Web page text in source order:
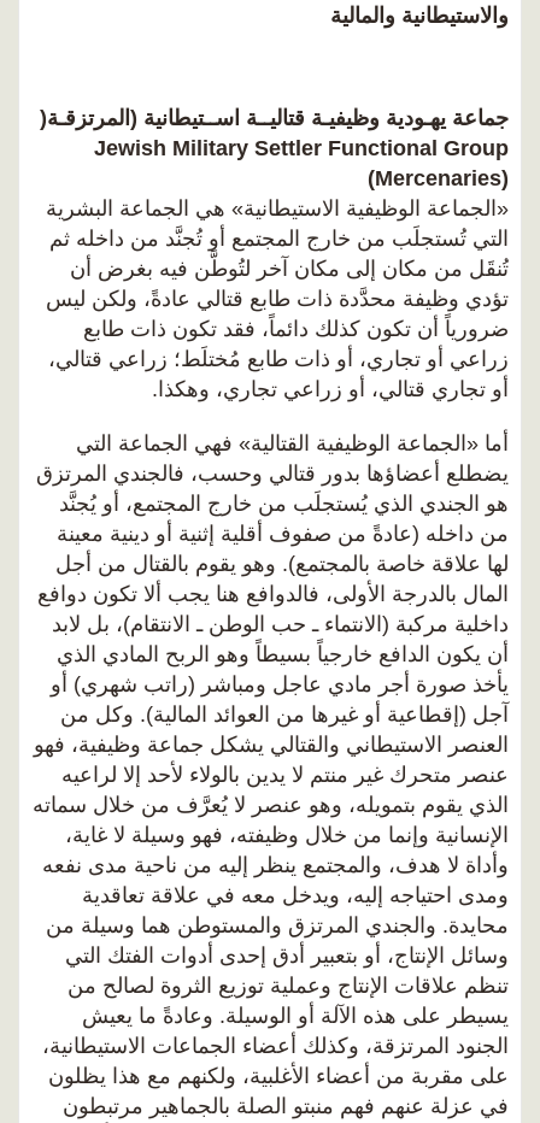
والاستيطانية والمالية
جماعة يهـودية وظيفيـة قتاليــة اســتيطانية (المرتزقـة(
Jewish Military Settler Functional Group
(Mercenaries)
«الجماعة الوظيفية الاستيطانية» هي الجماعة البشرية
التي تُستجلَب من خارج المجتمع أو تُجنَّد من داخله ثم
تُنقَل من مكان إلى مكان آخر لتُوطَّن فيه بغرض أن
تؤدي وظيفة محدَّدة ذات طابع قتالي عادةً، ولكن ليس
ضرورياً أن تكون كذلك دائماً، فقد تكون ذات طابع
زراعي أو تجاري، أو ذات طابع مُختلَط؛ زراعي قتالي،
أو تجاري قتالي، أو زراعي تجاري، وهكذا.
أما «الجماعة الوظيفية القتالية» فهي الجماعة التي
يضطلع أعضاؤها بدور قتالي وحسب، فالجندي المرتزق
هو الجندي الذي يُستجلَب من خارج المجتمع، أو يُجنَّد
من داخله (عادةً من صفوف أقلية إثنية أو دينية معينة
لها علاقة خاصة بالمجتمع). وهو يقوم بالقتال من أجل
المال بالدرجة الأولى، فالدوافع هنا يجب ألا تكون دوافع
داخلية مركبة (الانتماء ـ حب الوطن ـ الانتقام)، بل لابد
أن يكون الدافع خارجياً بسيطاً وهو الربح المادي الذي
يأخذ صورة أجر مادي عاجل ومباشر (راتب شهري) أو
آجل (إقطاعية أو غيرها من العوائد المالية). وكل من
العنصر الاستيطاني والقتالي يشكل جماعة وظيفية، فهو
عنصر متحرك غير منتم لا يدين بالولاء لأحد إلا لراعيه
الذي يقوم بتمويله، وهو عنصر لا يُعرَّف من خلال سماته
الإنسانية وإنما من خلال وظيفته، فهو وسيلة لا غاية،
وأداة لا هدف، والمجتمع ينظر إليه من ناحية مدى نفعه
ومدى احتياجه إليه، ويدخل معه في علاقة تعاقدية
محايدة. والجندي المرتزق والمستوطن هما وسيلة من
وسائل الإنتاج، أو بتعبير أدق إحدى أدوات الفتك التي
تنظم علاقات الإنتاج وعملية توزيع الثروة لصالح من
يسيطر على هذه الآلة أو الوسيلة. وعادةً ما يعيش
الجنود المرتزقة، وكذلك أعضاء الجماعات الاستيطانية،
على مقربة من أعضاء الأغلبية، ولكنهم مع هذا يظلون
في عزلة عنهم فهم منبتو الصلة بالجماهير مرتبطون